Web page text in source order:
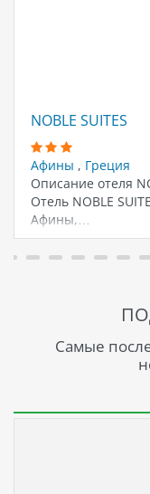
NOBLE SUITES
Афины , Греция
Описание отеля
Отель NOBLE
Афины,…
Самые